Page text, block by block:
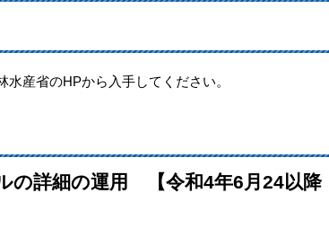
産省のHPから入手してください。
詳細の運用 【令和4年6月24以降